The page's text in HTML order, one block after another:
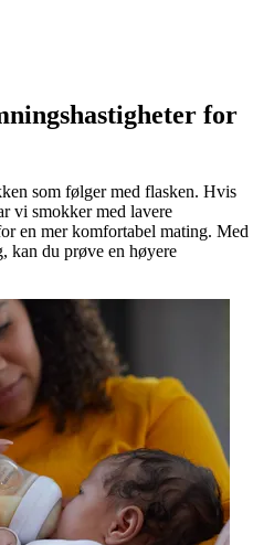
for
som følger med flasken. Hvis
vi smokker med lavere
en mer komfortabel mating. Med
kan du prøve en høyere